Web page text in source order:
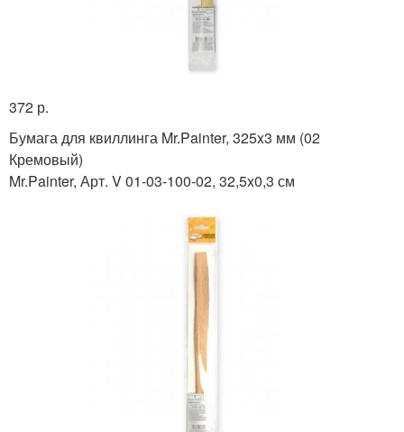
372 р.
Бумага для квиллинга Mr.Painter, 325x3 мм (02
Кремовый)
Mr.Painter, Арт. V 01-03-100-02, 32,5x0,3 см